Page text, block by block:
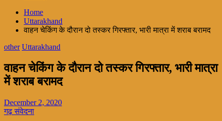
Home
Uttarakhand
वाहन चेकिंग के दौरान दो तस्कर गिरफ्तार, भारी मात्रा में शराब बरामद
other Uttarakhand
वाहन चेकिंग के दौरान दो तस्कर गिरफ्तार, भारी मात्रा
में शराब बरामद
December 2, 2020
गढ़ संवेदना